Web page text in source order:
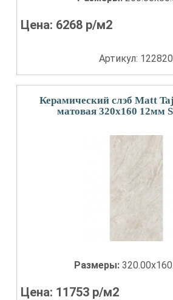
Цена: 6268 р/м2
Артикул: 122820
Керамический слэб Matt
матовая 320x160 12мм
Размеры:
Цена: 11753 р/м2